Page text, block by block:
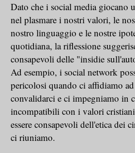
Dato che i social media giocano
nel plasmare i nostri valori, le
nostro linguaggio e le nostre
quotidiana, la riflessione
consapevoli delle "insidie
Ad esempio, i social network
pericolosi quando ci affidiamo ad
convalidarci e ci impegniamo in
incompatibili con i valori
essere consapevoli dell'etica dei
ci riuniamo.